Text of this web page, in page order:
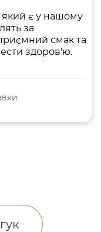
який є у нашому
за
смак та
здоров'ю.